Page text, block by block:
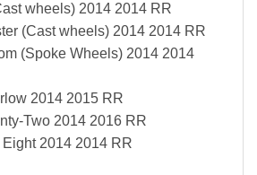
wheels) 2014 2014 RR
(Cast wheels) 2014 2014 RR
(Spoke Wheels) 2014 2014
2014 2015 RR
Two 2014 2016 RR
2014 2014 RR